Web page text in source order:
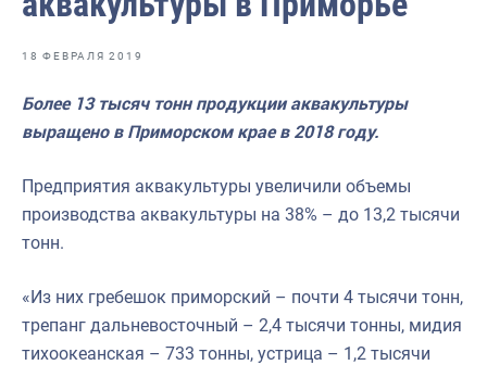
Отраслевые СМИ
Выставки и конференции
Научно-практическая литература
Рыбоохрана России
Отрасль в цифрах
Инфографика
Укрепление духовно-нравственных ценностей
События в России и мире
18 ФЕВРАЛЯ 2019
Более 13 тысяч тонн продукции аквакультуры
выращено в Приморском крае в 2018 году.
Предприятия аквакультуры увеличили объемы
производства аквакультуры на 38% – до 13,2 тысячи
тонн.
«Из них гребешок приморский – почти 4 тысячи тонн,
трепанг дальневосточный – 2,4 тысячи тонны, мидия
тихоокеанская – 733 тонны, устрица – 1,2 тысячи